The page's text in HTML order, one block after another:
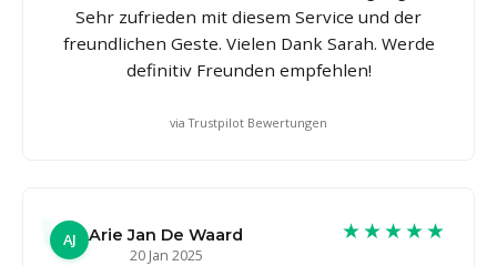
Sehr zufrieden mit diesem Service und der
freundlichen Geste. Vielen Dank Sarah. Werde
definitiv Freunden empfehlen!
via Trustpilot Bewertungen
AJ
Arie Jan De Waard
20 Jan 2025
★★★★★